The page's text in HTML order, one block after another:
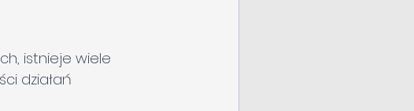
istnieje wiele
działań